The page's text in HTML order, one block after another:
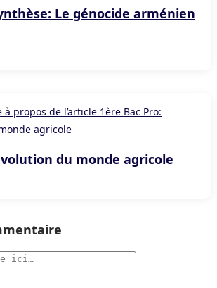
Le génocide arménien
du monde agricole